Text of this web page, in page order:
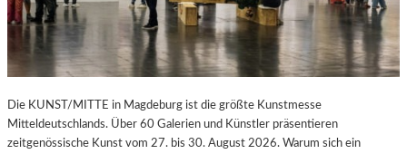
Die KUNST/MITTE in Magdeburg ist die größte Kunstmesse
Mitteldeutschlands. Über 60 Galerien und Künstler präsentieren
zeitgenössische Kunst vom 27. bis 30. August 2026. Warum sich ein